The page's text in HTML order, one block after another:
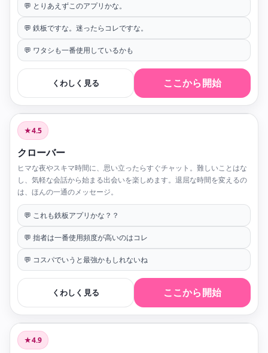
💬 とりあえずこのアプリかな。
💬 鉄板ですな。迷ったらコレですな。
💬 ワタシも一番使用しているかも
くわしく見る ここから開始
★4.5
クローバー
ヒマな夜やスキマ時間に、思い立ったらすぐチャット。難しいことはな
し、気軽な会話から始まる出会いを楽しめます。退屈な時間を変えるの
は、ほんの一通のメッセージ。
💬 これも鉄板アプリかな？？
💬 拙者は一番使用頻度が高いのはコレ
💬 コスパでいうと最強かもしれないね
くわしく見る ここから開始
★4.9